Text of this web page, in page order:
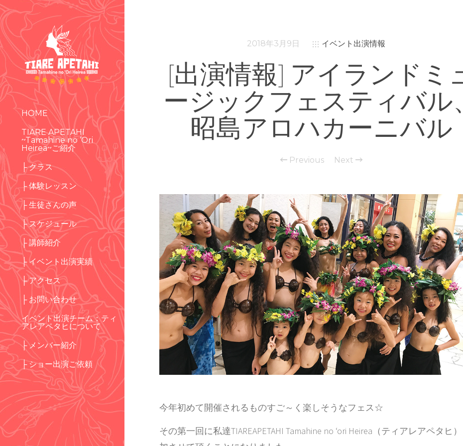
HOME
TIARE APETAHI
~Tamahine no ‘Ori
Heirea~ご紹介
├ クラス
├ 体験レッスン
├ 生徒さんの声
├ スケジュール
├ 講師紹介
├ イベント出演実績
├ アクセス
├ お問い合わせ
イベント出演チーム：ティ
アレアペタヒについて
├ メンバー紹介
├ ショー出演ご依頼
2018年3月9日 イベント出演情報
[出演情報] アイランドミ
ージックフェスティバル、
昭島アロハカーニバル
Previous Next
今年初めて開催されるものすご～く楽しそうなフェス☆
その第一回に私達TIAREAPETAHI Tamahine no ‘ori Heirea（ティアレアペタヒ